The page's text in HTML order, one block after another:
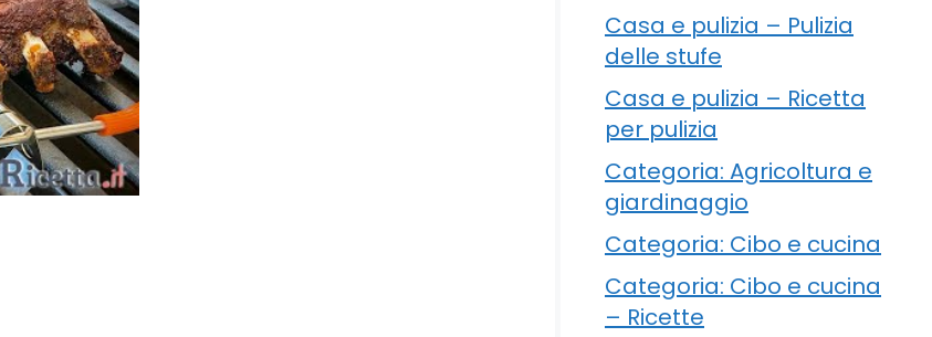
Casa e pulizia – Pulizia
delle stufe
Casa e pulizia – Ricetta
per pulizia
Categoria: Agricoltura e
giardinaggio
Categoria: Cibo e cucina
Categoria: Cibo e cucina
– Ricette